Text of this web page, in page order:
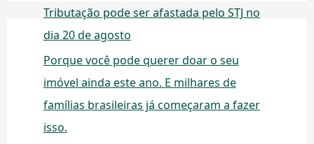
Tributação pode ser afastada pelo STJ no
dia 20 de agosto
Porque você pode querer doar o seu
imóvel ainda este ano. E milhares de
famílias brasileiras já começaram a fazer
isso.